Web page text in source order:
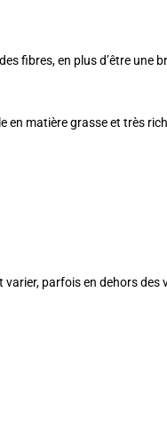
fibres, en plus d’être une
en matière grasse et très
parfois en dehors des